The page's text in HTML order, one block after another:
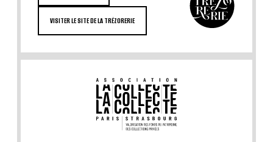
VISITER LE SITE DE LA TRÉZORERIE